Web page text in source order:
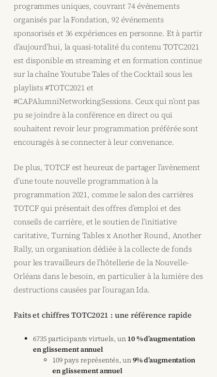
programmes uniques, couvrant 74 événements
organisés par la Fondation, 92 événements
sponsorisés et 36 expériences en personne. Et à partir
d’aujourd’hui, la quasi-totalité du contenu TOTC2021
est disponible en streaming et en formation continue
sur la chaîne Youtube Tales of the Cocktail sous les
playlists #TOTC2021 et
#CAPAlumniNetworkingSessions. Ceux qui n’ont pas
pu se joindre à la conférence en direct ou qui
souhaitent revoir leur programmation préférée sont
encouragés à se connecter à leur convenance.
De plus, TOTCF est heureux de partager l’avènement
d’une toute nouvelle programmation à la
programmation 2021, comme le salon des carrières
TOTCF qui présentait des offres d’emploi et des
conseils de carrière, et le soutien de l’initiative
caritative, Turning Tables x Another Round, Another
Rally, un organisation dédiée à la collecte de fonds
pour les travailleurs de l’hôtellerie de la Nouvelle-
Orléans dans le besoin, en particulier à la lumière des
destructions causées par l’ouragan Ida.
Faits et chiffres TOTC2021 : une référence rapide
6735 participants virtuels, un 10 % d’augmentation
en glissement annuel
109 pays représentés, un9% d’augmentation
en glissement annuel